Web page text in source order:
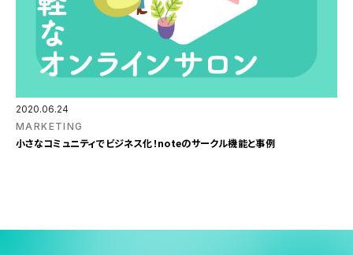
2020.06.24
MARKETING
小さなコミュニティでビジネス化！noteのサークル機能と事例